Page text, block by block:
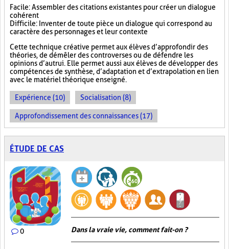
Facile : Assembler des citations existantes pour créer un dialogue
cohérent
Difficile : Inventer de toute pièce un dialogue qui correspond au
caractère des personnages et leur contexte
Cette technique créative permet aux élèves d’approfondir des
théories, de démêler des controverses ou de défendre les
opinions d’autrui. Elle permet aussi aux élèves de développer des
compétences de synthèse, d’adaptation et d’extrapolation en lien
avec le matériel théorique enseigné.
Expérience (10) Socialisation (8)
Approfondissement des connaissances (17)
ÉTUDE DE CAS
0 Dans la vraie vie, comment fait-on ?